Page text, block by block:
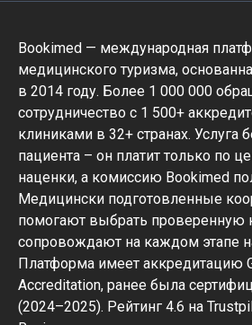
Bookimed — международная
медицинского туризма,
в 2014 году. Более 1 000 000
сотрудничество с 1 500+
клиниками в 32+ странах. Услуга
пациента – он платит только по
наценки, а комиссию Bookimed
Медицински подготовленные
помогают выбрать проверенную
сопровождают на каждом этапе
Платформа имеет аккредитацию
Accreditation, ранее была
(2024–2025). Рейтинг 4.6 на